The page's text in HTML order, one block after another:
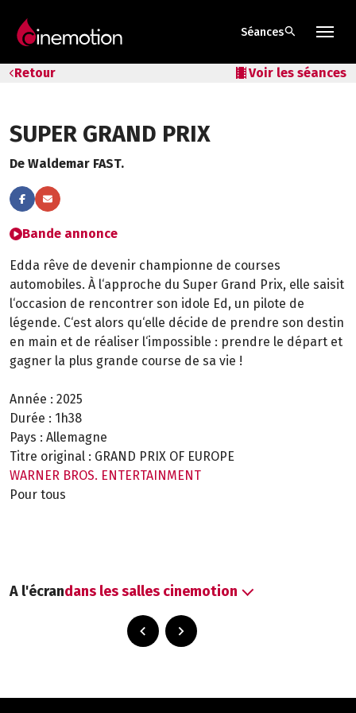
Séancessearch
Retour local_movies Voir les séances
SUPER GRAND PRIX
De Waldemar FAST.
Bande annonce
Edda rêve de devenir championne de courses
automobiles. À l‘approche du Super Grand Prix, elle saisit
l‘occasion de rencontrer son idole Ed, un pilote de
légende. C‘est alors qu‘elle décide de prendre son destin
en main et de réaliser l‘impossible : prendre le départ et
gagner la plus grande course de sa vie !
Année : 2025
Durée : 1h38
Pays : Allemagne
Titre original : GRAND PRIX OF EUROPE
WARNER BROS. ENTERTAINMENT
Pour tous
A l'écrandans les salles cinemotion
Bons cadeaux